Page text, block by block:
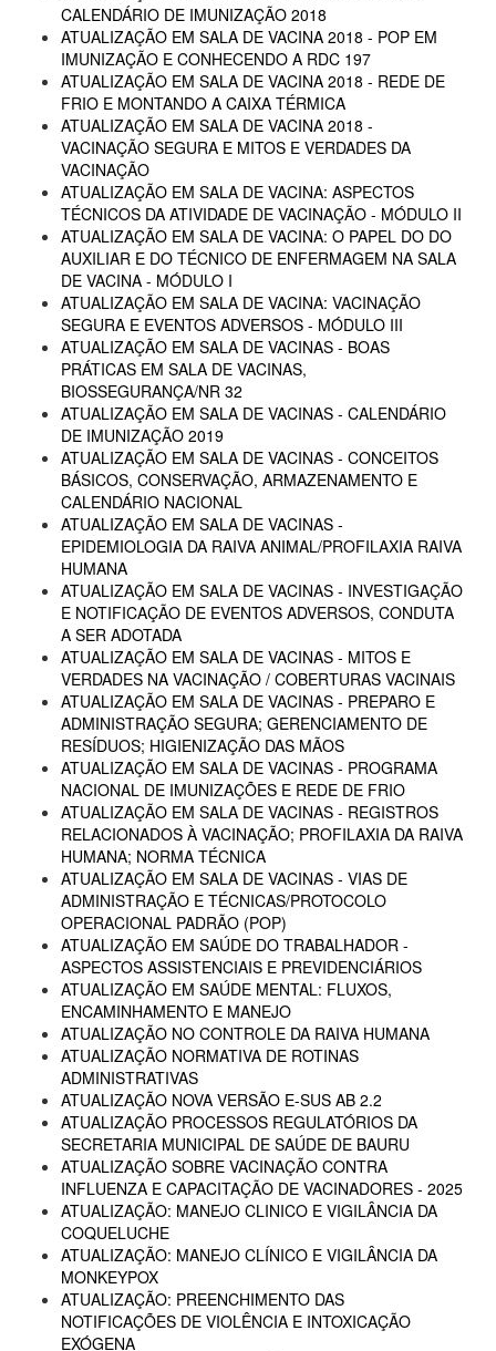
CALENDÁRIO DE IMUNIZAÇÃO 2018
ATUALIZAÇÃO EM SALA DE VACINA 2018 - POP EM
IMUNIZAÇÃO E CONHECENDO A RDC 197
ATUALIZAÇÃO EM SALA DE VACINA 2018 - REDE DE
FRIO E MONTANDO A CAIXA TÉRMICA
ATUALIZAÇÃO EM SALA DE VACINA 2018 -
VACINAÇÃO SEGURA E MITOS E VERDADES DA
VACINAÇÃO
ATUALIZAÇÃO EM SALA DE VACINA: ASPECTOS
TÉCNICOS DA ATIVIDADE DE VACINAÇÃO - MÓDULO II
ATUALIZAÇÃO EM SALA DE VACINA: O PAPEL DO DO
AUXILIAR E DO TÉCNICO DE ENFERMAGEM NA SALA
DE VACINA - MÓDULO I
ATUALIZAÇÃO EM SALA DE VACINA: VACINAÇÃO
SEGURA E EVENTOS ADVERSOS - MÓDULO III
ATUALIZAÇÃO EM SALA DE VACINAS - BOAS
PRÁTICAS EM SALA DE VACINAS,
BIOSSEGURANÇA/NR 32
ATUALIZAÇÃO EM SALA DE VACINAS - CALENDÁRIO
DE IMUNIZAÇÃO 2019
ATUALIZAÇÃO EM SALA DE VACINAS - CONCEITOS
BÁSICOS, CONSERVAÇÃO, ARMAZENAMENTO E
CALENDÁRIO NACIONAL
ATUALIZAÇÃO EM SALA DE VACINAS -
EPIDEMIOLOGIA DA RAIVA ANIMAL/PROFILAXIA RAIVA
HUMANA
ATUALIZAÇÃO EM SALA DE VACINAS - INVESTIGAÇÃO
E NOTIFICAÇÃO DE EVENTOS ADVERSOS, CONDUTA
A SER ADOTADA
ATUALIZAÇÃO EM SALA DE VACINAS - MITOS E
VERDADES NA VACINAÇÃO / COBERTURAS VACINAIS
ATUALIZAÇÃO EM SALA DE VACINAS - PREPARO E
ADMINISTRAÇÃO SEGURA; GERENCIAMENTO DE
RESÍDUOS; HIGIENIZAÇÃO DAS MÃOS
ATUALIZAÇÃO EM SALA DE VACINAS - PROGRAMA
NACIONAL DE IMUNIZAÇÕES E REDE DE FRIO
ATUALIZAÇÃO EM SALA DE VACINAS - REGISTROS
RELACIONADOS À VACINAÇÃO; PROFILAXIA DA RAIVA
HUMANA; NORMA TÉCNICA
ATUALIZAÇÃO EM SALA DE VACINAS - VIAS DE
ADMINISTRAÇÃO E TÉCNICAS/PROTOCOLO
OPERACIONAL PADRÃO (POP)
ATUALIZAÇÃO EM SAÚDE DO TRABALHADOR -
ASPECTOS ASSISTENCIAIS E PREVIDENCIÁRIOS
ATUALIZAÇÃO EM SAÚDE MENTAL: FLUXOS,
ENCAMINHAMENTO E MANEJO
ATUALIZAÇÃO NO CONTROLE DA RAIVA HUMANA
ATUALIZAÇÃO NORMATIVA DE ROTINAS
ADMINISTRATIVAS
ATUALIZAÇÃO NOVA VERSÃO E-SUS AB 2.2
ATUALIZAÇÃO PROCESSOS REGULATÓRIOS DA
SECRETARIA MUNICIPAL DE SAÚDE DE BAURU
ATUALIZAÇÃO SOBRE VACINAÇÃO CONTRA
INFLUENZA E CAPACITAÇÃO DE VACINADORES - 2025
ATUALIZAÇÃO: MANEJO CLINICO E VIGILÂNCIA DA
COQUELUCHE
ATUALIZAÇÃO: MANEJO CLÍNICO E VIGILÂNCIA DA
MONKEYPOX
ATUALIZAÇÃO: PREENCHIMENTO DAS
NOTIFICAÇÕES DE VIOLÊNCIA E INTOXICAÇÃO
EXÓGENA